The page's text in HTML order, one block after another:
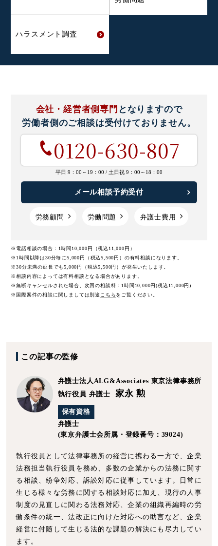
ハラスメント調査
会社・経営者側専門 となりますので
労働者側のご相談は受付けておりません。
0120-630-807
平日 9：00～19：00 / 土日祝 9：00～18：00
メール相談予約受付
労務顧問 労働問題 弁護士費用
※電話相談の場合：1時間10,000円（税込11,000円）
※1時間以降は30分毎に5,000円（税込5,500円）の有料相談になります。
※30分未満の延長でも5,000円（税込5,500円）が発生いたします。
※相談内容によっては有料相談となる場合があります。
※無断キャンセルされた場合、次回の相談料：1時間10,000円(税込11,000円)
※国際案件の相談に関しましては別途 こちらをご覧ください。
この記事の監修
弁護士法人ALG&Associates 東京法律事務所
執行役員 弁護士
家永 勲
保有資格
弁護士
(東京弁護士会所属・登録番号：39024)
執行役員として法律事務所の経営に携わる一方で、企業
法務担当執行役員を務め、多数の企業からの法務に関す
る相談、紛争対応、訴訟対応に従事しています。日常に
生じる様々な労務に関する相談対応に加え、現行の人事
制度の見直しに関わる法務対応、企業の組織再編時の労
働条件の統一、法改正に向けた対応への助言など、企業
経営に付随して生じる法的な課題の解決にも尽力してい
ます。